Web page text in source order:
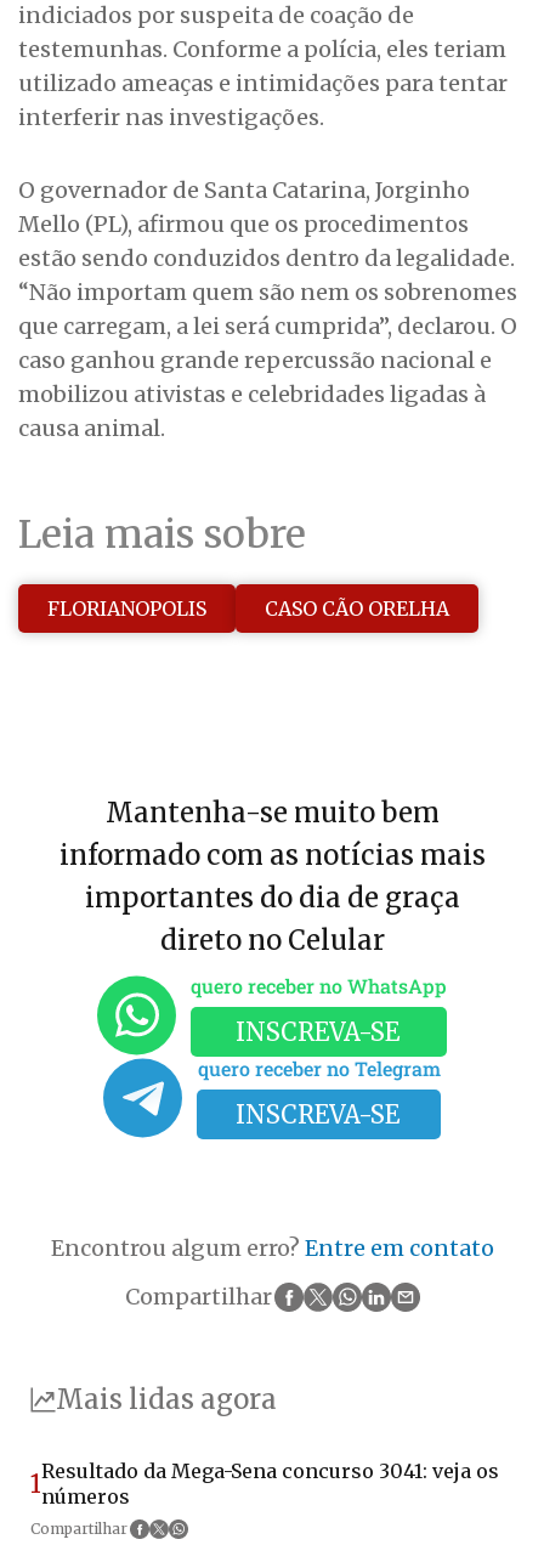
indiciados por suspeita de coação de
testemunhas. Conforme a polícia, eles teriam
utilizado ameaças e intimidações para tentar
interferir nas investigações.
O governador de Santa Catarina, Jorginho
Mello (PL), afirmou que os procedimentos
estão sendo conduzidos dentro da legalidade.
“Não importam quem são nem os sobrenomes
que carregam, a lei será cumprida”, declarou. O
caso ganhou grande repercussão nacional e
mobilizou ativistas e celebridades ligadas à
causa animal.
Leia mais sobre
FLORIANOPOLIS CASO CÃO ORELHA
Mantenha-se muito bem
informado com as notícias mais
importantes do dia de graça
direto no Celular
quero receber no WhatsApp
INSCREVA-SE
quero receber no Telegram
INSCREVA-SE
Encontrou algum erro? Entre em contato
Compartilhar
Mais lidas agora
1Resultado da Mega-Sena concurso 3041: veja os
números
Compartilhar